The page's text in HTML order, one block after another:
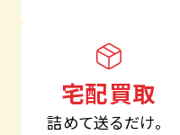
宅配買取
詰めて送るだけ。